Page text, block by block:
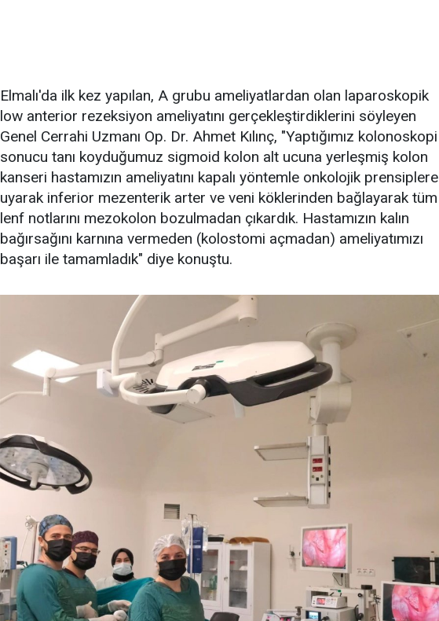
Elmalı'da ilk kez yapılan, A grubu ameliyatlardan olan laparoskopik
low anterior rezeksiyon ameliyatını gerçekleştirdiklerini söyleyen
Genel Cerrahi Uzmanı Op. Dr. Ahmet Kılınç, "Yaptığımız kolonoskopi
sonucu tanı koyduğumuz sigmoid kolon alt ucuna yerleşmiş kolon
kanseri hastamızın ameliyatını kapalı yöntemle onkolojik prensiplere
uyarak inferior mezenterik arter ve veni köklerinden bağlayarak tüm
lenf notlarını mezokolon bozulmadan çıkardık. Hastamızın kalın
bağırsağını karnına vermeden (kolostomi açmadan) ameliyatımızı
başarı ile tamamladık" diye konuştu.